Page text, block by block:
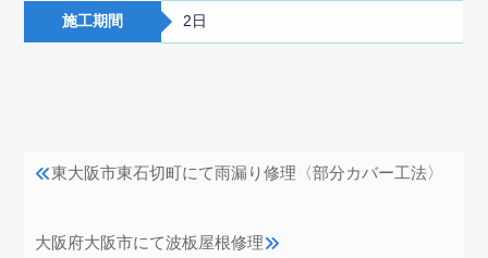
施工期間 2日
東大阪市東石切町にて雨漏り修理〈部分カバー工法〉
大阪府大阪市にて波板屋根修理